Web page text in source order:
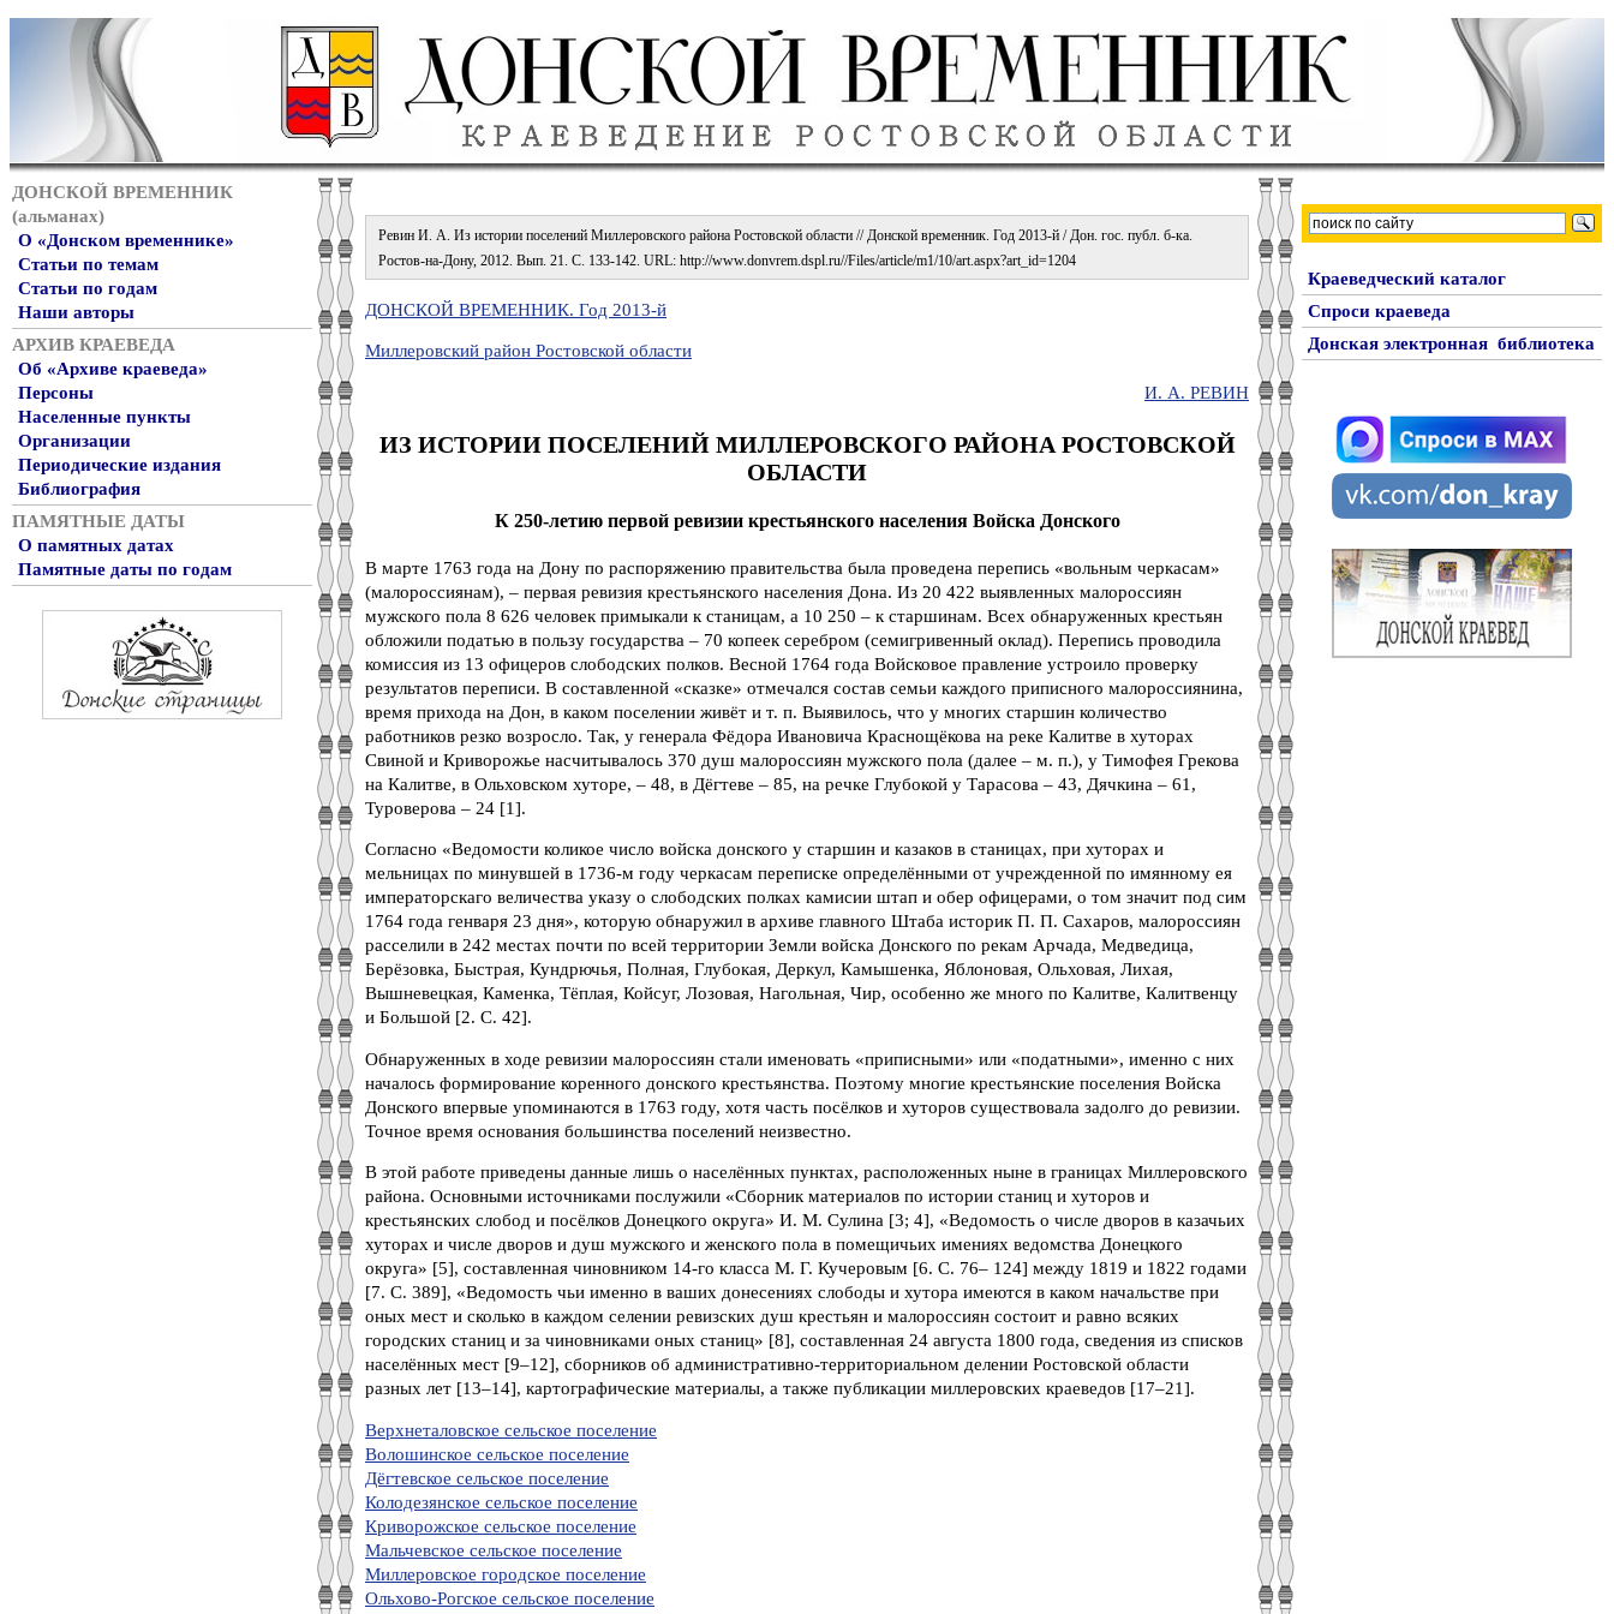
ДОНСКОЙ ВРЕМЕННИК
(альманах)
О «Донском временнике»
Статьи по темам
Статьи по годам
Наши авторы
АРХИВ КРАЕВЕДА
Об «Архиве краеведа»
Персоны
Населенные пункты
Организации
Периодические издания
Библиография
ПАМЯТНЫЕ ДАТЫ
О памятных датах
Памятные даты по годам
Ревин И. А. Из истории поселений Миллеровского района Ростовской области // Донской временник. Год 2013-й / Дон. гос. публ. б-ка.
Ростов-на-Дону, 2012. Вып. 21. С. 133-142. URL: http://www.donvrem.dspl.ru//Files/article/m1/10/art.aspx?art_id=1204
ДОНСКОЙ ВРЕМЕННИК. Год 2013-й
Миллеровский район Ростовской области
И. А. РЕВИН
ИЗ ИСТОРИИ ПОСЕЛЕНИЙ МИЛЛЕРОВСКОГО РАЙОНА РОСТОВСКОЙ
ОБЛАСТИ
К 250-летию первой ревизии крестьянского населения Войска Донского
В марте 1763 года на Дону по распоряжению правительства была проведена перепись «вольным черкасам»
(малороссиянам), – первая ревизия крестьянского населения Дона. Из 20 422 выявленных малороссиян
мужского пола 8 626 человек примыкали к станицам, а 10 250 – к старшинам. Всех обнаруженных крестьян
обложили податью в пользу государства – 70 копеек серебром (семигривенный оклад). Перепись проводила
комиссия из 13 офицеров слободских полков. Весной 1764 года Войсковое правление устроило проверку
результатов переписи. В составленной «сказке» отмечался состав семьи каждого приписного малороссиянина,
время прихода на Дон, в каком поселении живёт и т. п. Выявилось, что у многих старшин количество
работников резко возросло. Так, у генерала Фёдора Ивановича Краснощёкова на реке Калитве в хуторах
Свиной и Криворожье насчитывалось 370 душ малороссиян мужского пола (далее – м. п.), у Тимофея Грекова
на Калитве, в Ольховском хуторе, – 48, в Дёгтеве – 85, на речке Глубокой у Тарасова – 43, Дячкина – 61,
Туроверова – 24 [1].
Согласно «Ведомости коликое число войска донского у старшин и казаков в станицах, при хуторах и
мельницах по минувшей в 1736-м году черкасам переписке определёнными от учрежденной по имянному ея
императорскаго величества указу о слободских полках камисии штап и обер офицерами, о том значит под сим
1764 года генваря 23 дня», которую обнаружил в архиве главного Штаба историк П. П. Сахаров, малороссиян
расселили в 242 местах почти по всей территории Земли войска Донского по рекам Арчада, Медведица,
Берёзовка, Быстрая, Кундрючья, Полная, Глубокая, Деркул, Камышенка, Яблоновая, Ольховая, Лихая,
Вышневецкая, Каменка, Тёплая, Койсуг, Лозовая, Нагольная, Чир, особенно же много по Калитве, Калитвенцу
и Большой [2. С. 42].
Обнаруженных в ходе ревизии малороссиян стали именовать «приписными» или «податными», именно с них
началось формирование коренного донского крестьянства. Поэтому многие крестьянские поселения Войска
Донского впервые упоминаются в 1763 году, хотя часть посёлков и хуторов существовала задолго до ревизии.
Точное время основания большинства поселений неизвестно.
В этой работе приведены данные лишь о населённых пунктах, расположенных ныне в границах Миллеровского
района. Основными источниками послужили «Сборник материалов по истории станиц и хуторов и
крестьянских слобод и посёлков Донецкого округа» И. М. Сулина [3; 4], «Ведомость о числе дворов в казачьих
хуторах и числе дворов и душ мужского и женского пола в помещичьих имениях ведомства Донецкого
округа» [5], составленная чиновником 14-го класса М. Г. Кучеровым [6. С. 76– 124] между 1819 и 1822 годами
[7. С. 389], «Ведомость чьи именно в ваших донесениях слободы и хутора имеются в каком начальстве при
оных мест и сколько в каждом селении ревизских душ крестьян и малороссиян состоит и равно всяких
городских станиц и за чиновниками оных станиц» [8], составленная 24 августа 1800 года, сведения из списков
населённых мест [9–12], сборников об административно-территориальном делении Ростовской области
разных лет [13–14], картографические материалы, а также публикации миллеровских краеведов [17–21].
Верхнеталовское сельское поселение
Волошинское сельское поселение
Дёгтевское сельское поселение
Колодезянское сельское поселение
Криворожское сельское поселение
Мальчевское сельское поселение
Миллеровское городское поселение
Ольхово-Рогское сельское поселение
Краеведческий каталог
Спроси краеведа
Донская электронная библиотека